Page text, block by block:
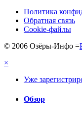
Политика
Обратная связь
Cookie-файлы
© 2006 Озёры-Инфо =
×
Уже
Обзор